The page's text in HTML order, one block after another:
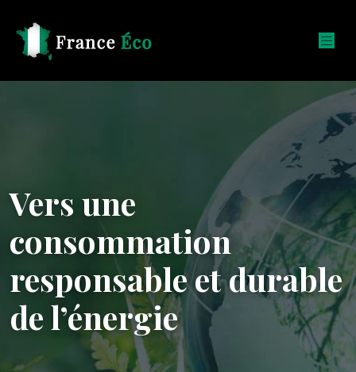
Vers une
consommation
responsable et durable
de l’énergie